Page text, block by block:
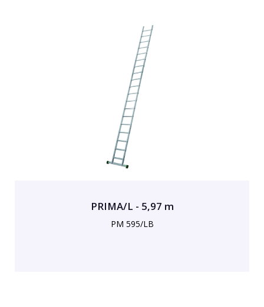
PRIMA/L - 5,97 m
PM 595/LB